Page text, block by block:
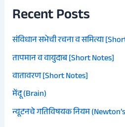
Recent Posts
संविधान सभेची रचना व समित्या
तापमान व वायुदाब [Short Notes]
वातावरण [Short Notes]
मेंदू (Brain)
न्यूटनचे गतिविषयक नियम